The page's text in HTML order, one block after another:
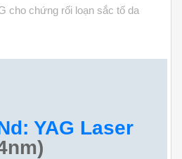
cho chứng rối loạn sắc tố da
YAG Laser